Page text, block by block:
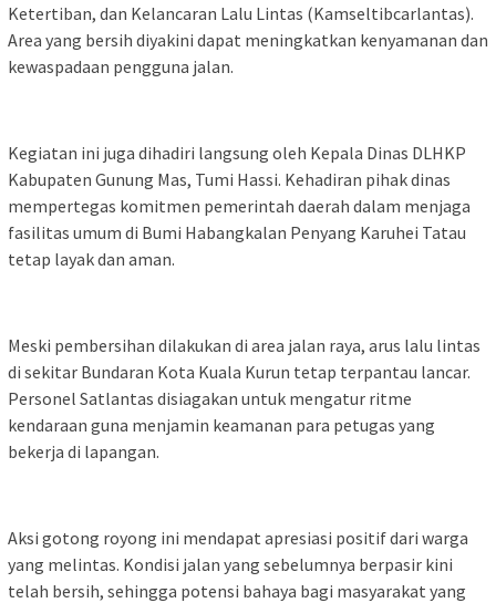
Ketertiban, dan Kelancaran Lalu Lintas (Kamseltibcarlantas).
Area yang bersih diyakini dapat meningkatkan kenyamanan dan
kewaspadaan pengguna jalan.
Kegiatan ini juga dihadiri langsung oleh Kepala Dinas DLHKP
Kabupaten Gunung Mas, Tumi Hassi. Kehadiran pihak dinas
mempertegas komitmen pemerintah daerah dalam menjaga
fasilitas umum di Bumi Habangkalan Penyang Karuhei Tatau
tetap layak dan aman.
Meski pembersihan dilakukan di area jalan raya, arus lalu lintas
di sekitar Bundaran Kota Kuala Kurun tetap terpantau lancar.
Personel Satlantas disiagakan untuk mengatur ritme
kendaraan guna menjamin keamanan para petugas yang
bekerja di lapangan.
Aksi gotong royong ini mendapat apresiasi positif dari warga
yang melintas. Kondisi jalan yang sebelumnya berpasir kini
telah bersih, sehingga potensi bahaya bagi masyarakat yang